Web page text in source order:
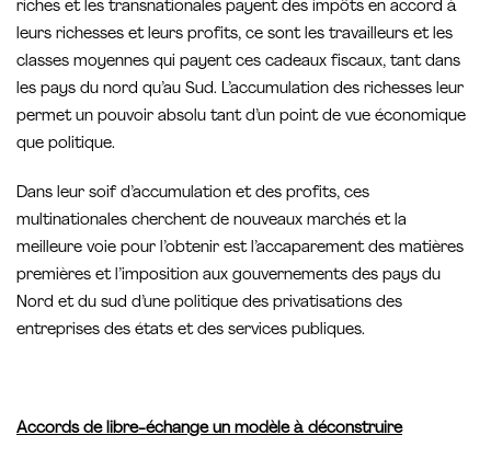
riches et les transnationales payent des impôts en accord à
leurs richesses et leurs profits, ce sont les travailleurs et les
classes moyennes qui payent ces cadeaux fiscaux, tant dans
les pays du nord qu’au Sud. L’accumulation des richesses leur
permet un pouvoir absolu tant d’un point de vue économique
que politique.
Dans leur soif d’accumulation et des profits, ces
multinationales cherchent de nouveaux marchés et la
meilleure voie pour l’obtenir est l’accaparement des matières
premières et l’imposition aux gouvernements des pays du
Nord et du sud d’une politique des privatisations des
entreprises des états et des services publiques.
Accords de libre-échange un modèle à déconstruire